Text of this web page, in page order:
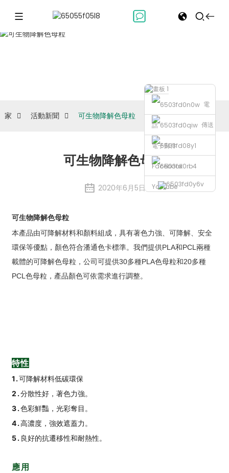
電
話 傳送
電子郵件
Facebook
Youtube
家 活動新聞 可生物降解色母粒
可生物降解色母粒
2020年6月5日
可生物降解色母粒
本產品由可降解材料和顏料組成，具有著色力強、可降解、安全
環保等優點，顏色符合潘通色卡標準。我們提供PLA和PCL兩種
載體的可降解色母粒，公司可提供30多種PLA色母粒和20多種
PCL色母粒，產品顏色可依需求進行調整。
特性
1.可降解材料低碳環保
2.分散性好，著色力強。
3.色彩鮮豔，光彩奪目。
4.高濃度，強效遮蓋力。
5. 良好的抗遷移性和耐熱性。
應用